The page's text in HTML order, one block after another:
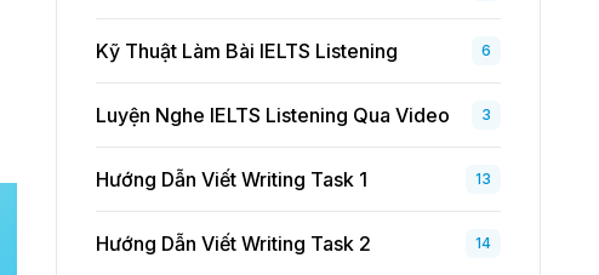
Kỹ Thuật Làm Bài IELTS Listening 6
Luyện Nghe IELTS Listening Qua Video 3
Hướng Dẫn Viết Writing Task 1 13
Hướng Dẫn Viết Writing Task 2 14